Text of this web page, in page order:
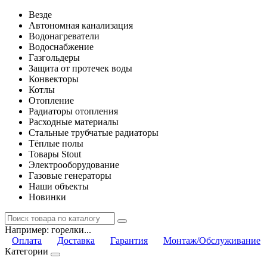
Везде
Автономная канализация
Водонагреватели
Водоснабжение
Газгольдеры
Защита от протечек воды
Конвекторы
Котлы
Отопление
Радиаторы отопления
Расходные материалы
Стальные трубчатые радиаторы
Тёплые полы
Товары Stout
Электрооборудование
Газовые генераторы
Наши объекты
Новинки
Например: горелки...
Оплата
Доставка Гарантия
Монтаж/Обслуживание
Категории